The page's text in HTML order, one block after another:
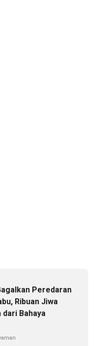
Peredaran
Ribuan Jiwa
Bahaya